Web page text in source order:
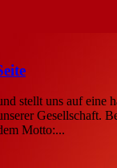
stellt uns auf eine
Gesellschaft.
Motto:...